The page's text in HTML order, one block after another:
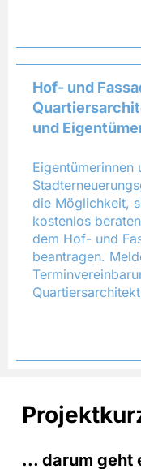
Hof- und
und
Eigentümerinnen
die Möglichkeit,
kostenlos
dem Hof- und
beantragen.
... darum geht